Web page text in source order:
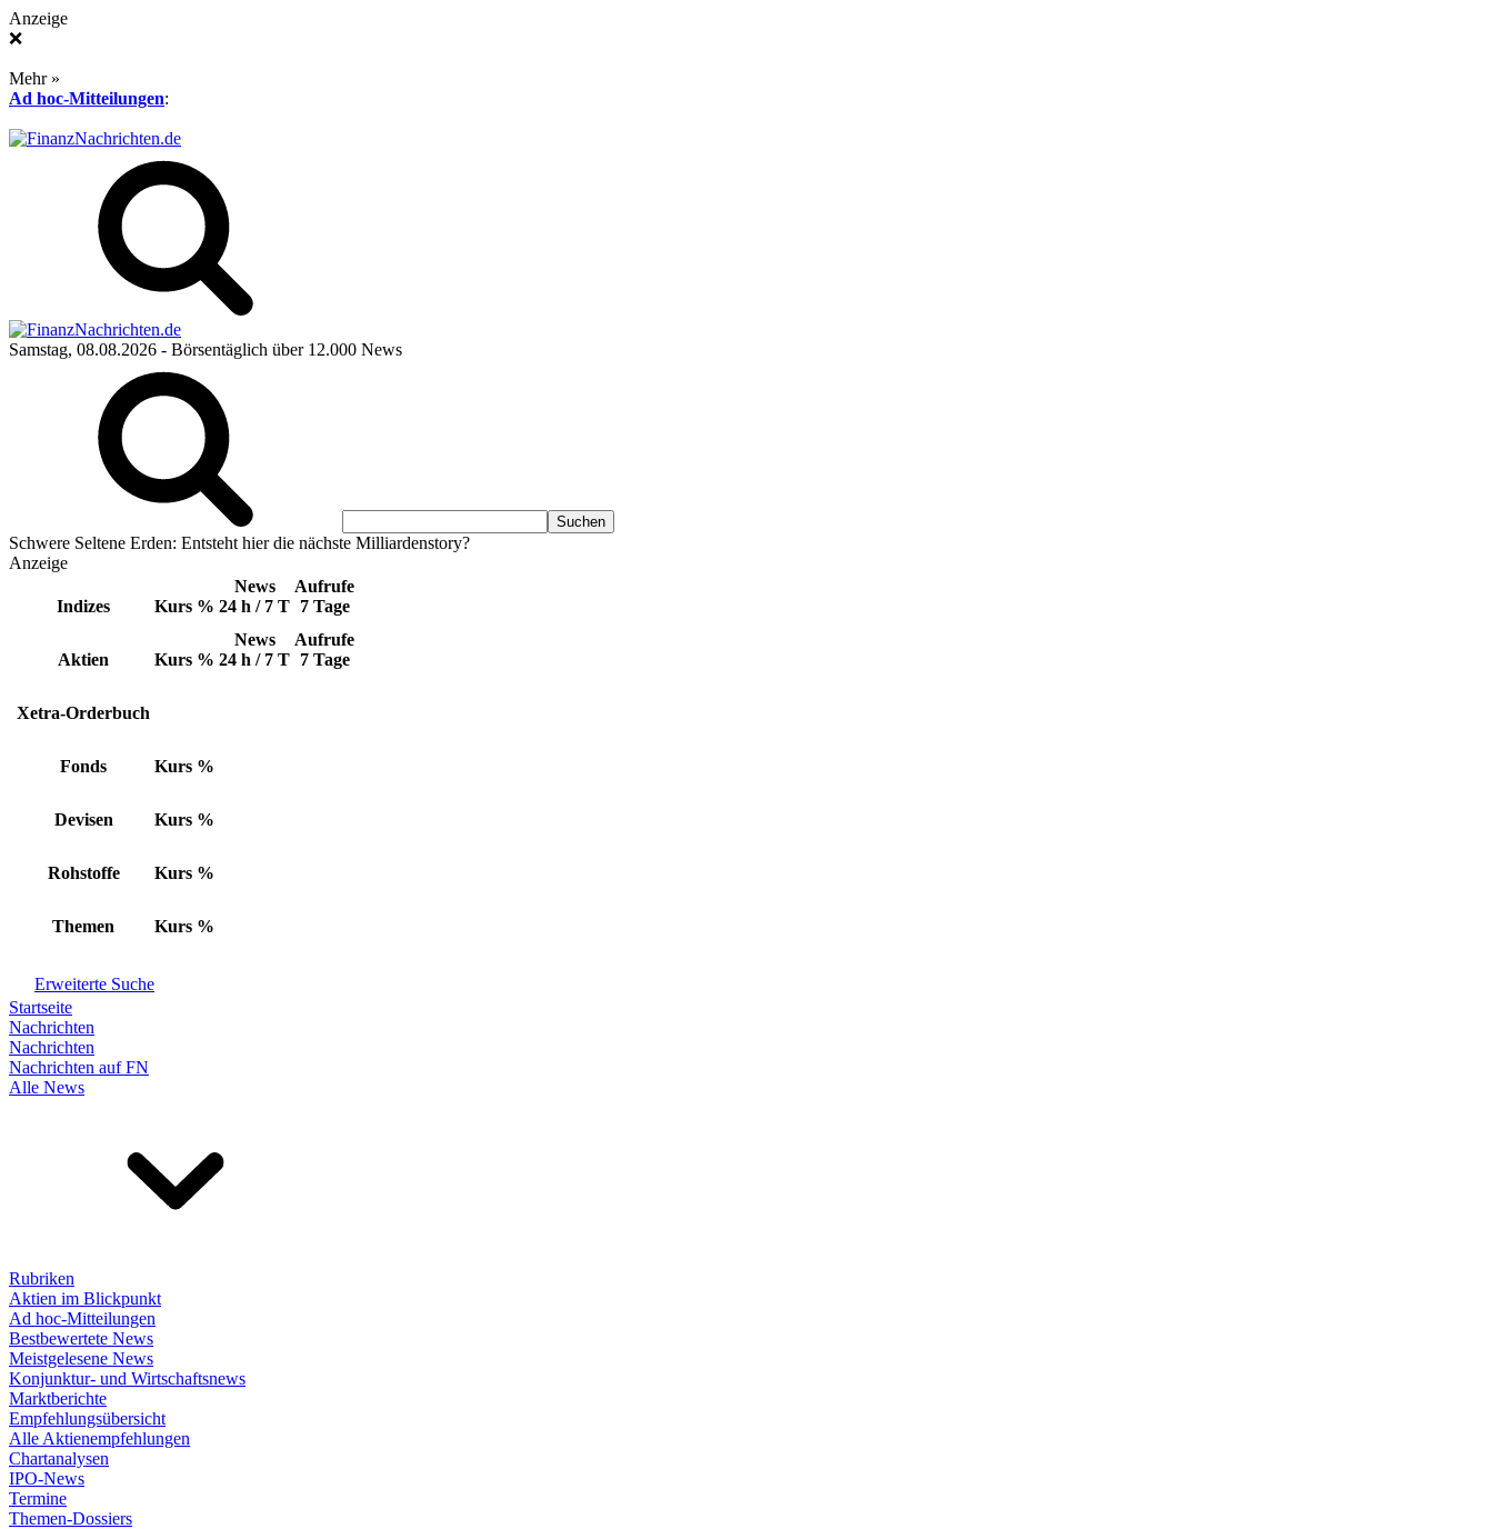
Anzeige
❌
Mehr »
Ad hoc-Mitteilungen:
Samstag, 08.08.2026 - Börsentäglich über 12.000 News
Schwere Seltene Erden: Entsteht hier die nächste Milliardenstory?
Anzeige
Indizes Kurs %
News
24 h / 7 T
Aufrufe
7 Tage
Aktien Kurs %
News
24 h / 7 T
Aufrufe
7 Tage
Xetra-Orderbuch
Fonds Kurs %
Devisen Kurs %
Rohstoffe Kurs %
Themen Kurs %
Erweiterte Suche
Startseite
Nachrichten
Nachrichten
Nachrichten auf FN
Alle News
Rubriken
Aktien im Blickpunkt
Ad hoc-Mitteilungen
Bestbewertete News
Meistgelesene News
Konjunktur- und Wirtschaftsnews
Marktberichte
Empfehlungsübersicht
Alle Aktienempfehlungen
Chartanalysen
IPO-News
Termine
Themen-Dossiers